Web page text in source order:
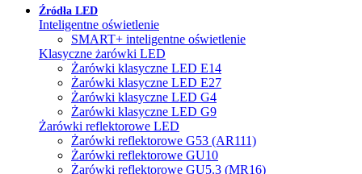
Źródła LED
Inteligentne oświetlenie
SMART+ inteligentne oświetlenie
Klasyczne żarówki LED
Żarówki klasyczne LED E14
Żarówki klasyczne LED E27
Żarówki klasyczne LED G4
Żarówki klasyczne LED G9
Żarówki reflektorowe LED
Żarówki reflektorowe G53 (AR111)
Żarówki reflektorowe GU10
Żarówki reflektorowe GU5.3 (MR16)